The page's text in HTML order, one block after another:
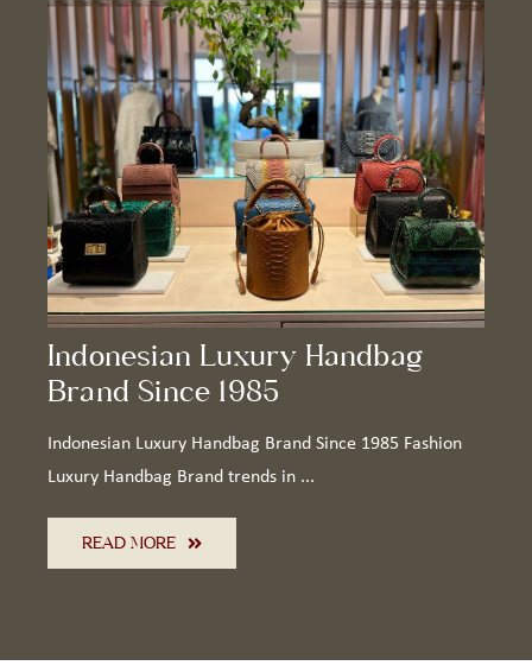
Indonesian Luxury Handbag
Brand Since 1985
Indonesian Luxury Handbag Brand Since 1985 Fashion
Luxury Handbag Brand trends in ...
READ MORE